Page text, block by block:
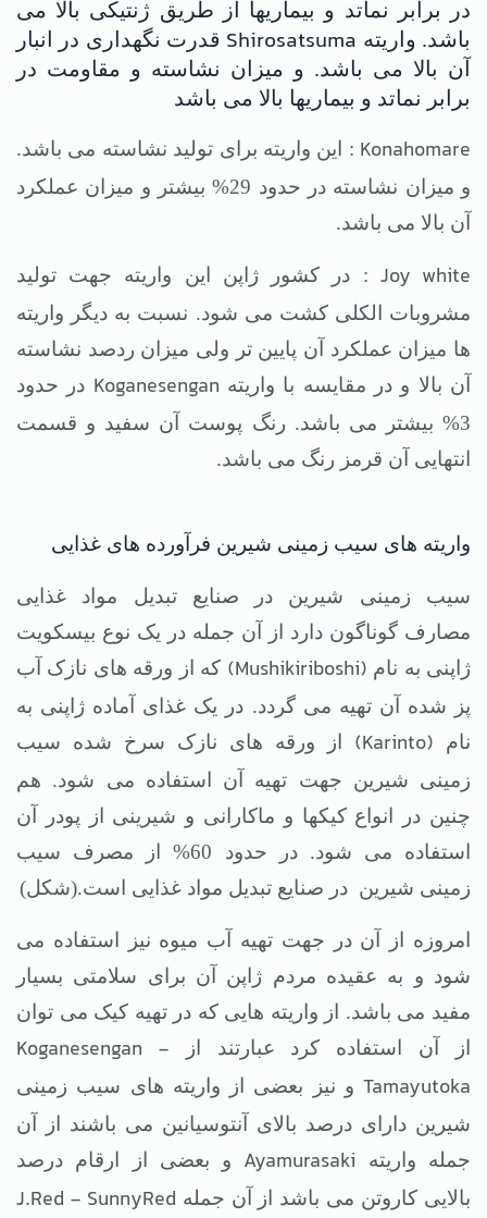
در برابر نماتد و بیماریها از طریق ژنتیکی بالا می
باشد. واریتهShirosatsumaقدرت نگهداری در انبار
آن بالا می باشد. و میزان نشاسته و مقاومت در
برابر نماتد و بیماریها بالا می باشد
Konahomare: این واریته برای تولید نشاسته می باشد.
و میزان نشاسته در حدود 29% بیشتر و میزان عملکرد
آن بالا می باشد.
Joy white: در کشور ژاپن این واریته جهت تولید
مشروبات الکلی کشت می شود. نسبت به دیگر واریته
ها میزان عملکرد آن پایین تر ولی میزان ردصد نشاسته
آن بالا و در مقایسه با واریتهKoganesenganدر حدود
3% بیشتر می باشد. رنگ پوست آن سفید و قسمت
انتهایی آن قرمز رنگ می باشد.
واریته های سیب زمینی شیرین فرآورده های غذایی
سیب زمینی شیرین در صنایع تبدیل مواد غذایی
مصارف گوناگون دارد از آن جمله در یک نوع بیسکویت
ژاپنی به نام(Mushikiriboshi)که از ورقه های نازک آب
پز شده آن تهیه می گردد. در یک غذای آماده ژاپنی به
نام
(Karinto)از ورقه های نازک سرخ شده سیب
زمینی شیرین جهت تهیه آن استفاده می شود. هم
چنین در انواع کیکها و ماکارانی و شیرینی از پودر آن
استفاده می شود. در حدود 60% از مصرف سیب
زمینی شیرین
در صنایع تبدیل مواد غذایی است.(شکل)
امروزه از آن در جهت تهیه آب میوه نیز استفاده می
شود و به عقیده مردم ژاپن آن برای سلامتی بسیار
مفید می باشد. از واریته هایی که در تهیه کیک می توان
از آن استفاده کرد عبارتند از
Koganesengan -
Tamayutokaو نیز بعضی از واریته های سیب زمینی
شیرین دارای درصد بالای آنتوسیانین می باشند از آن
جمله واریته
Ayamurasakiو بعضی از ارقام درصد
بالایی کاروتن می باشد از آن جملهJ.Red - SunnyRed